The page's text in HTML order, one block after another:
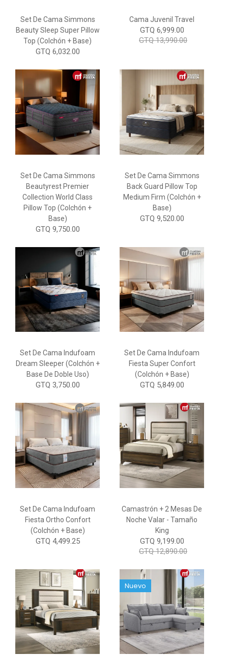
Set De Cama Simmons
Beauty Sleep Super Pillow
Top (colchón + Base)
GTQ 6,032.00
Cama Juvenil Travel
GTQ 6,999.00
GTQ 13,990.00
Set De Cama Simmons
Beautyrest Premier
Collection World Class
Pillow Top (Colchón +
Base)
GTQ 9,750.00
Set De Cama Simmons
Back Guard Pillow Top
Medium Firm (Colchón +
Base)
GTQ 9,520.00
Set De Cama Indufoam
Dream Sleeper (Colchón +
Base De Doble Uso)
GTQ 3,750.00
Set De Cama Indufoam
Fiesta Super Confort
(Colchón + Base)
GTQ 5,849.00
Set De Cama Indufoam
Fiesta Ortho Confort
(Colchón + Base)
GTQ 4,499.25
Camastrón + 2 Mesas De
Noche Valar - Tamaño
King
GTQ 9,199.00
GTQ 12,890.00
Nuevo